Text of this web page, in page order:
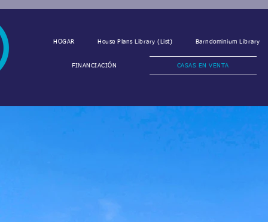
HOGAR House Plans Library (List) Barndominium Library
FINANCIACIÓN CASAS EN VENTA